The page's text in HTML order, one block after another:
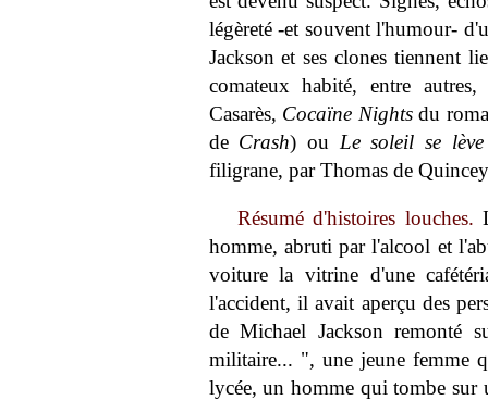
légèreté -et souvent l'humour-
Jackson et ses clones tiennent
comateux habité, entre
Casarès, Cocaïne Nightsdu
de Crash) ou Le soleil se
filigrane, par Thomas de
Résumé d'histoires louches.
homme, abruti par l'alcool et
voiture la vitrine d'une
l'accident, il avait aperçu des
de Michael Jackson remonté
militaire... ", une jeune femme
lycée, un homme qui tombe sur